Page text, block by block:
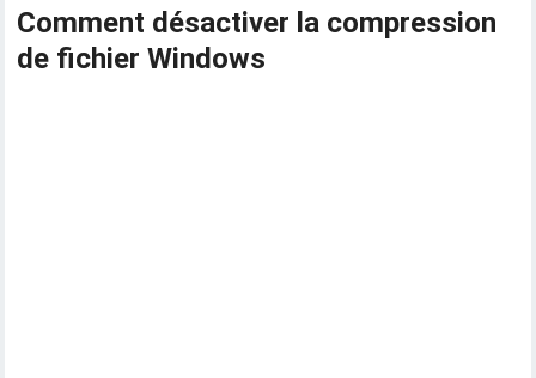
Comment désactiver la compression
de fichier Windows